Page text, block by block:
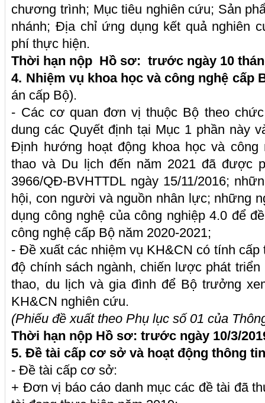
chương trình; Mục tiêu nghiên cứu; Sản
nhánh; Địa chỉ ứng dụng kết quả nghiên
phí thực hiện.
Thời hạn nộp Hồ sơ: trước ngày 10
4. Nhiệm vụ khoa học và công nghệ cấp
án cấp Bộ).
- Các cơ quan đơn vị thuộc Bộ theo
dung các Quyết định tại Mục 1 phần này
Định hướng hoạt động khoa học và công
thao và Du lịch đến năm 2021 đã được
3966/QĐ-BVHTTDL ngày 15/11/2016;
hội, con người và nguồn nhân lực; những
dụng công nghệ của công nghiệp 4.0 để
công nghệ cấp Bộ năm 2020-2021;
- Đề xuất các nhiệm vụ KH&CN có tính
độ chính sách ngành, chiến lược phát
thao, du lịch và gia đình để Bộ trưởng
KH&CN nghiên cứu.
(Phiếu đề xuất theo Phụ lục số 01 của
Thời hạn nộp Hồ sơ: trước ngày 10/3/
5. Đề tài cấp cơ sở và hoạt động thông
- Đề tài cấp cơ sở:
+ Đơn vị báo cáo danh mục các đề tài đã